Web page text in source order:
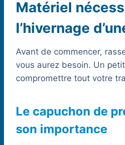
Matériel
l’hivernage
Avant de commencer,
vous aurez besoin. Un
compromettre tout votre
Le capuchon de
son importance